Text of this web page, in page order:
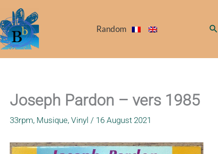
to
content
Random
Joseph Pardon – vers 1985
33rpm, Musique, Vinyl / 16 August 2021